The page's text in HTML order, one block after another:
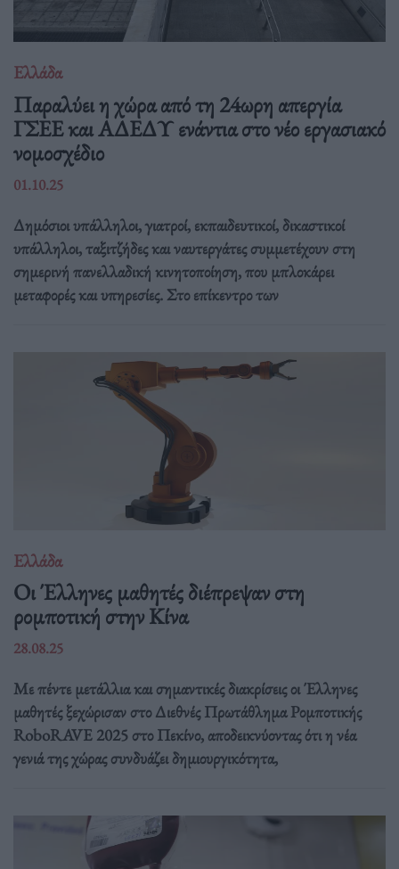
Ελλάδα
Παραλύει η χώρα από τη 24ωρη απεργία
ΓΣΕΕ και ΑΔΕΔΥ ενάντια στο νέο εργασιακό
νομοσχέδιο
01.10.25
Δημόσιοι υπάλληλοι, γιατροί, εκπαιδευτικοί, δικαστικοί
υπάλληλοι, ταξιτζήδες και ναυτεργάτες συμμετέχουν στη
σημερινή πανελλαδική κινητοποίηση, που μπλοκάρει
μεταφορές και υπηρεσίες. Στο επίκεντρο των
Ελλάδα
Οι Έλληνες μαθητές διέπρεψαν στη
ρομποτική στην Κίνα
28.08.25
Με πέντε μετάλλια και σημαντικές διακρίσεις οι Έλληνες
μαθητές ξεχώρισαν στο Διεθνές Πρωτάθλημα Ρομποτικής
RoboRAVE 2025 στο Πεκίνο, αποδεικνύοντας ότι η νέα
γενιά της χώρας συνδυάζει δημιουργικότητα,